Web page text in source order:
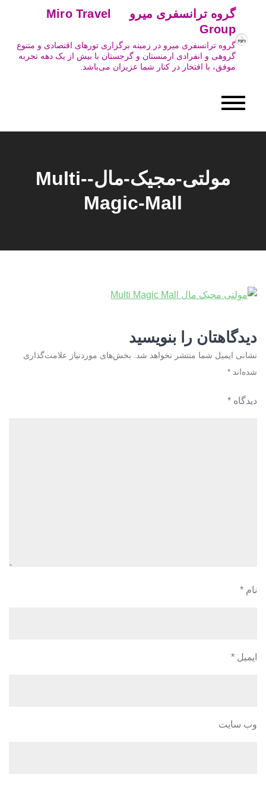
content
گروه ترانسفری میرو Miro Travel
Group
گروه ترانسفری میرو در زمینه برگزاری تورهای اقتصادی و متنوع
گروهی و انفرادی ارمنستان و گرجستان با بیش از یک دهه تجربه
موفق، با افتخار در کنار شما عزیزان می‌باشد.
مولتی-مجیک-مال-Multi-
Magic-Mall
دیدگاهتان را بنویسید
نشانی ایمیل شما منتشر نخواهد شد.
بخش‌های موردنیاز علامت‌گذاری
شده‌اند *
دیدگاه *
نام *
ایمیل *
وب‌ سایت